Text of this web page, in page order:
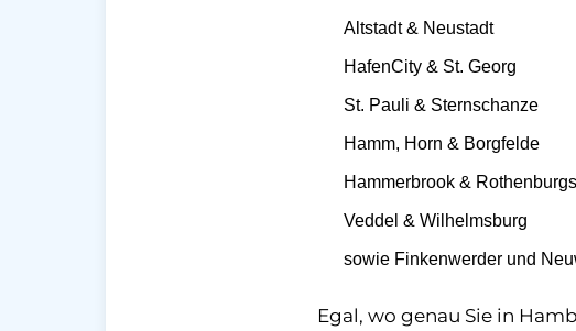
Altstadt & Neustadt
HafenCity & St. Georg
St. Pauli & Sternschanze
Hamm, Horn & Borgfelde
Hammerbrook &
Veddel & Wilhelmsburg
sowie Finkenwerder und
Egal, wo genau Sie in